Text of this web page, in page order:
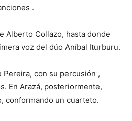
.
Alberto Collazo, hasta donde
voz del dúo Aníbal Iturburu.
Pereira, con su percusión ,
En Arazá, posteriormente,
conformando un cuarteto.